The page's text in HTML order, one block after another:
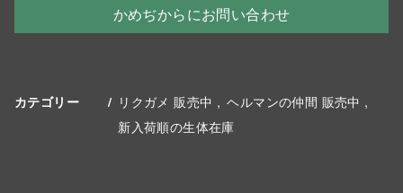
かめぢからにお問い合わせ
カテゴリー リクガメ 販売中
ヘルマンの仲間 販売中
新入荷順の生体在庫